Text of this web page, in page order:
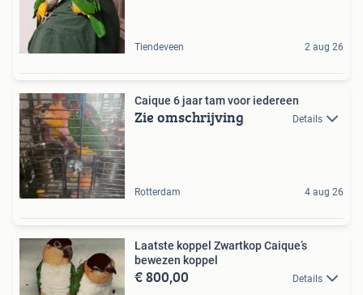
Tiendeveen 2 aug 26
Caique 6 jaar tam voor iedereen
Zie omschrijving Details
Rotterdam 4 aug 26
Laatste koppel Zwartkop Caique’s
bewezen koppel
€ 800,00 Details